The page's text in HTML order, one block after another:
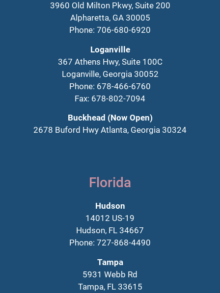
3960 Old Milton Pkwy, Suite 200
Alpharetta, GA 30005
Phone: 706-680-6920
Loganville
367 Athens Hwy, Suite 100C
Loganville, Georgia 30052
Phone: 678-466-6760
Fax: 678-802-7094
Buckhead (Now Open)
2678 Buford Hwy Atlanta, Georgia 30324
Florida
Hudson
14012 US-19
Hudson, FL 34667
Phone: 727-868-4490
Tampa
5931 Webb Rd
Tampa, FL 33615